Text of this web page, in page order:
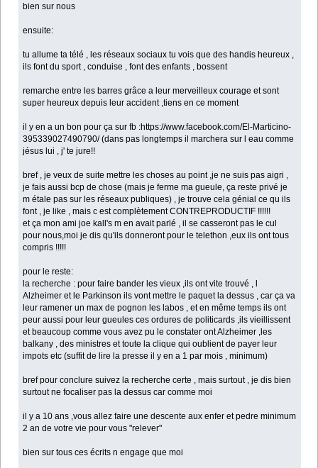
bien sur nous
ensuite:
tu allume ta télé , les réseaux sociaux tu vois que des handis heureux ,
ils font du sport , conduise , font des enfants , bossent
remarche entre les barres grâce a leur merveilleux courage et sont
super heureux depuis leur accident ,tiens en ce moment
il y en a un bon pour ça sur fb :https://www.facebook.com/El-Marticino-
395339027490790/ (dans pas longtemps il marchera sur l eau comme
jésus lui , j' te jure!!
bref , je veux de suite mettre les choses au point ,je ne suis pas aigri ,
je fais aussi bcp de chose (mais je ferme ma gueule, ça reste privé je
m étale pas sur les réseaux publiques) , je trouve cela génial ce qu ils
font , je like , mais c est complètement CONTREPRODUCTIF !!!!!!
et ça mon ami joe kall's m en avait parlé , il se casseront pas le cul
pour nous,moi je dis qu'ils donneront pour le telethon ,eux ils ont tous
compris !!!!!
pour le reste:
la recherche : pour faire bander les vieux ,ils ont vite trouvé , l
Alzheimer et le Parkinson ils vont mettre le paquet la dessus , car ça va
leur ramener un max de pognon les labos , et en même temps ils ont
peur aussi pour leur gueules ces ordures de politicards ,ils vieillissent
et beaucoup comme vous avez pu le constater ont Alzheimer ,les
balkany , des ministres et toute la clique qui oublient de payer leur
impots etc (suffit de lire la presse il y en a 1 par mois , minimum)
bref pour conclure suivez la recherche certe , mais surtout , je dis bien
surtout ne focaliser pas la dessus car comme moi
il y a 10 ans ,vous allez faire une descente aux enfer et pedre minimum
2 an de votre vie pour vous "relever"
bien sur tous ces écrits n engage que moi